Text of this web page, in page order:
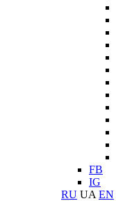
FB
IG
RU UA EN